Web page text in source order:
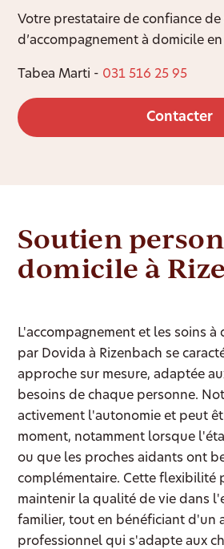
Votre prestataire de confiance de
d’accompagnement à domicile en
Tabea Marti - 031 516 25 95
Contacter
Soutien
domicile à
L'accompagnement et les soins
par Dovida à Rizenbach se
approche sur mesure, adaptée
besoins de chaque personne.
activement l'autonomie et peut
moment, notamment lorsque
ou que les proches aidants ont
complémentaire. Cette flexibilité
maintenir la qualité de vie dans
familier, tout en bénéficiant d'un
professionnel qui s'adapte aux